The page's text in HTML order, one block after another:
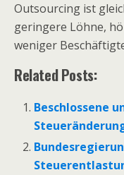
Outsourcing ist
geringere Löhne,
weniger
Related Posts:
Beschlossene